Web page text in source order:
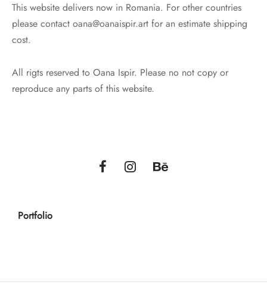
This website delivers now in Romania. For other countries
please contact oana@oanaispir.art for an estimate shipping
cost.
All rigts reserved to Oana Ispir. Please no not copy or
reproduce any parts of this website.
Portfolio